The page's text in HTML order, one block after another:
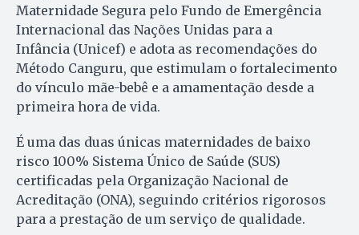
Maternidade Segura pelo Fundo de Emergência
Internacional das Nações Unidas para a
Infância (Unicef) e adota as recomendações do
Método Canguru, que estimulam o fortalecimento
do vínculo mãe-bebê e a amamentação desde a
primeira hora de vida.
É uma das duas únicas maternidades de baixo
risco 100% Sistema Único de Saúde (SUS)
certificadas pela Organização Nacional de
Acreditação (ONA), seguindo critérios rigorosos
para a prestação de um serviço de qualidade.